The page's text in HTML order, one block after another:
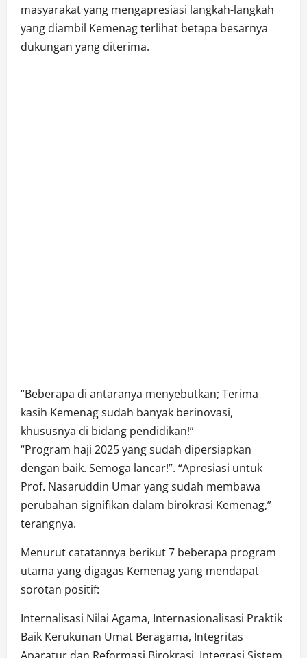
masyarakat yang mengapresiasi langkah-langkah
yang diambil Kemenag terlihat betapa besarnya
dukungan yang diterima.
“Beberapa di antaranya menyebutkan; Terima
kasih Kemenag sudah banyak berinovasi,
khususnya di bidang pendidikan!”
“Program haji 2025 yang sudah dipersiapkan
dengan baik. Semoga lancar!”. “Apresiasi untuk
Prof. Nasaruddin Umar yang sudah membawa
perubahan signifikan dalam birokrasi Kemenag,”
terangnya.
Menurut catatannya berikut 7 beberapa program
utama yang digagas Kemenag yang mendapat
sorotan positif:
Internalisasi Nilai Agama, Internasionalisasi Praktik
Baik Kerukunan Umat Beragama, Integritas